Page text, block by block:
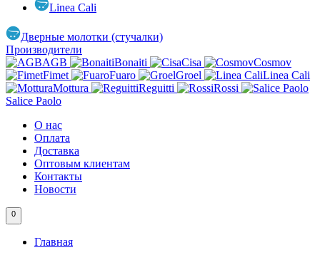
Linea Cali
Дверные молотки (стучалки)
Производители
AGB
Bonaiti Cisa
Cosmov
Fimet
Fuaro Groel
Linea Cali
Mottura
Reguitti
Rossi
Salice Paolo
О нас
Оплата
Доставка
Оптовым клиентам
Контакты
Новости
0
Главная